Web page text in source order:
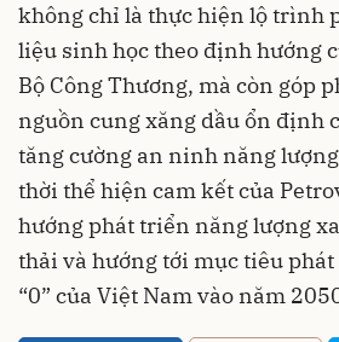
không chỉ là thực hiện lộ trình
liệu sinh học theo định hướng
Bộ Công Thương, mà còn góp
nguồn cung xăng dầu ổn định
tăng cường an ninh năng
thời thể hiện cam kết của
hướng phát triển năng lượng
thải và hướng tới mục tiêu
“0” của Việt Nam vào năm